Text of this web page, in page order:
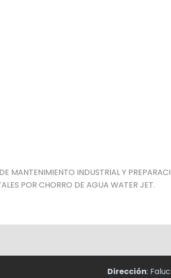
MANTENIMIENTO INDUSTRIAL Y
POR CHORRO DE AGUA WATER JET.
Dirección: